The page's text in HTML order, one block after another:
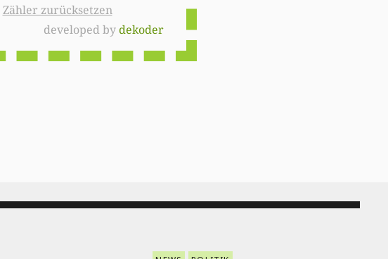
Zähler zurücksetzen
developed bydekoder